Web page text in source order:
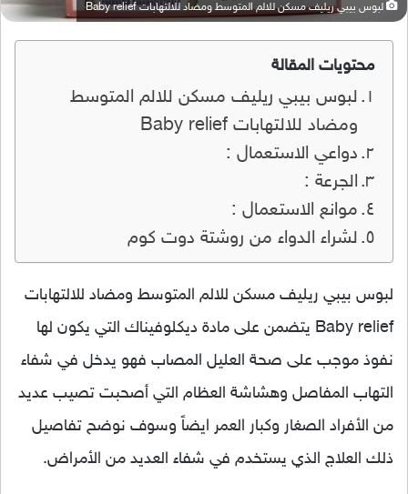
لبوس بيبي ريليف مسكن للالم المتوسط ومضاد للالتهابات Baby relief
محتويات المقالة
لبوس بيبي ريليف مسكن للالم المتوسط
ومضاد للالتهابات Baby relief
دواعي الاستعمال :
الجرعة :
موانع الاستعمال :
لشراء الدواء من روشتة دوت كوم
لبوس بيبي ريليف مسكن للالم المتوسط ومضاد للالتهابات
Baby relief يتضمن على مادة ديكلوفيناك التي يكون لها
نفوذ موجب على صحة العليل المصاب فهو يدخل في شفاء
التهاب المفاصل وهشاشة العظام التي أصحبت تصيب عديد
من الأفراد الصغار وكبار العمر ايضاً وسوف نوضح تفاصيل
ذلك العلاج الذي يستخدم في شفاء العديد من الأمراض.